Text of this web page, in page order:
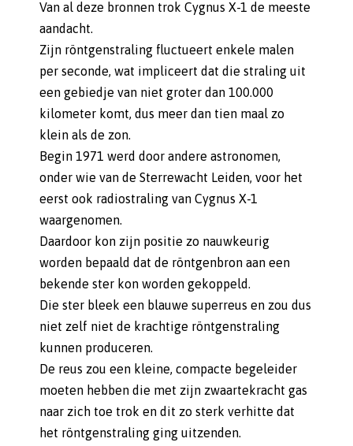
Van al deze bronnen trok Cygnus X-1 de meeste
aandacht.
Zijn röntgenstraling fluctueert enkele malen
per seconde, wat impliceert dat die straling uit
een gebiedje van niet groter dan 100.000
kilometer komt, dus meer dan tien maal zo
klein als de zon.
Begin 1971 werd door andere astronomen,
onder wie van de Sterrewacht Leiden, voor het
eerst ook radiostraling van Cygnus X-1
waargenomen.
Daardoor kon zijn positie zo nauwkeurig
worden bepaald dat de röntgenbron aan een
bekende ster kon worden gekoppeld.
Die ster bleek een blauwe superreus en zou dus
niet zelf niet de krachtige röntgenstraling
kunnen produceren.
De reus zou een kleine, compacte begeleider
moeten hebben die met zijn zwaartekracht gas
naar zich toe trok en dit zo sterk verhitte dat
het röntgenstraling ging uitzenden.